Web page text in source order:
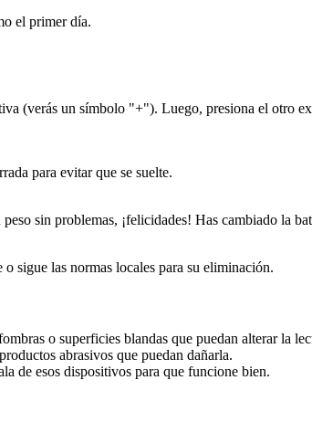
el primer día.
(verás un símbolo "+"). Luego, presiona el otro
para evitar que se suelte.
sin problemas, ¡felicidades! Has cambiado la
sigue las normas locales para su eliminación.
o superficies blandas que puedan alterar la
abrasivos que puedan dañarla.
de esos dispositivos para que funcione bien.